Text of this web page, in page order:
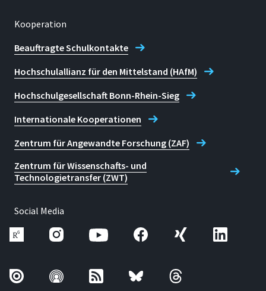
Kooperation
Beauftragte Schulkontakte
Hochschulallianz für den Mittelstand (HAfM)
Hochschulgesellschaft Bonn-Rhein-Sieg
Internationale Kooperationen
Zentrum für Angewandte Forschung (ZAF)
Zentrum für Wissenschafts- und
Technologietransfer (ZWT)
Social Media